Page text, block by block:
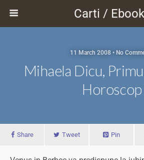
Carti /
11 March 2008 • No
Mihaela Dicu,
Horoscop
Share Tweet Pin